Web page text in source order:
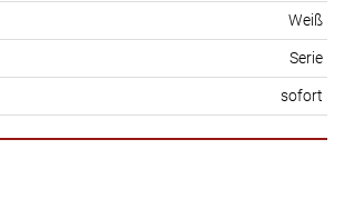
Weiß
Serie
sofort